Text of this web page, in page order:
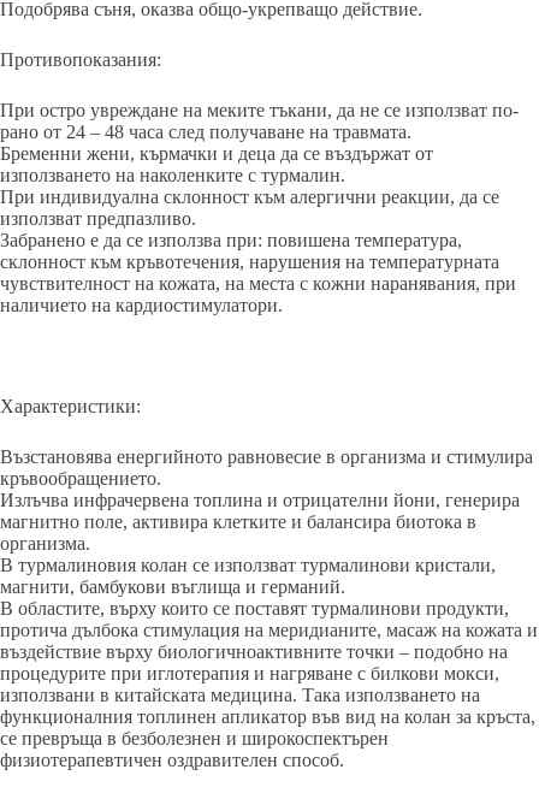
Подобрява съня, оказва общо-укрепващо действие.
Противопоказания:
При остро увреждане на меките тъкани, да не се използват по-
рано от 24 – 48 часа след получаване на травмата.
Бременни жени, кърмачки и деца да се въздържат от
използването на наколенките с турмалин.
При индивидуална склонност към алергични реакции, да се
използват предпазливо.
Забранено е да се използва при: повишена температура,
склонност към кръвотечения, нарушения на температурната
чувствителност на кожата, на места с кожни наранявания, при
наличието на кардиостимулатори.
Характеристики:
Възстановява енергийното равновесие в организма и стимулира
кръвообращението.
Излъчва инфрачервена топлина и отрицателни йони, генерира
магнитно поле, активира клетките и балансира биотока в
организма.
В турмалиновия колан се използват турмалинови кристали,
магнити, бамбукови въглища и германий.
В областите, върху които се поставят турмалинови продукти,
протича дълбока стимулация на меридианите, масаж на кожата и
въздействие върху биологичноактивните точки – подобно на
процедурите при иглотерапия и нагряване с билкови мокси,
използвани в китайската медицина. Така използването на
функционалния топлинен апликатор във вид на колан за кръста,
се превръща в безболезнен и широкоспектърен
физиотерапевтичен оздравителен способ.